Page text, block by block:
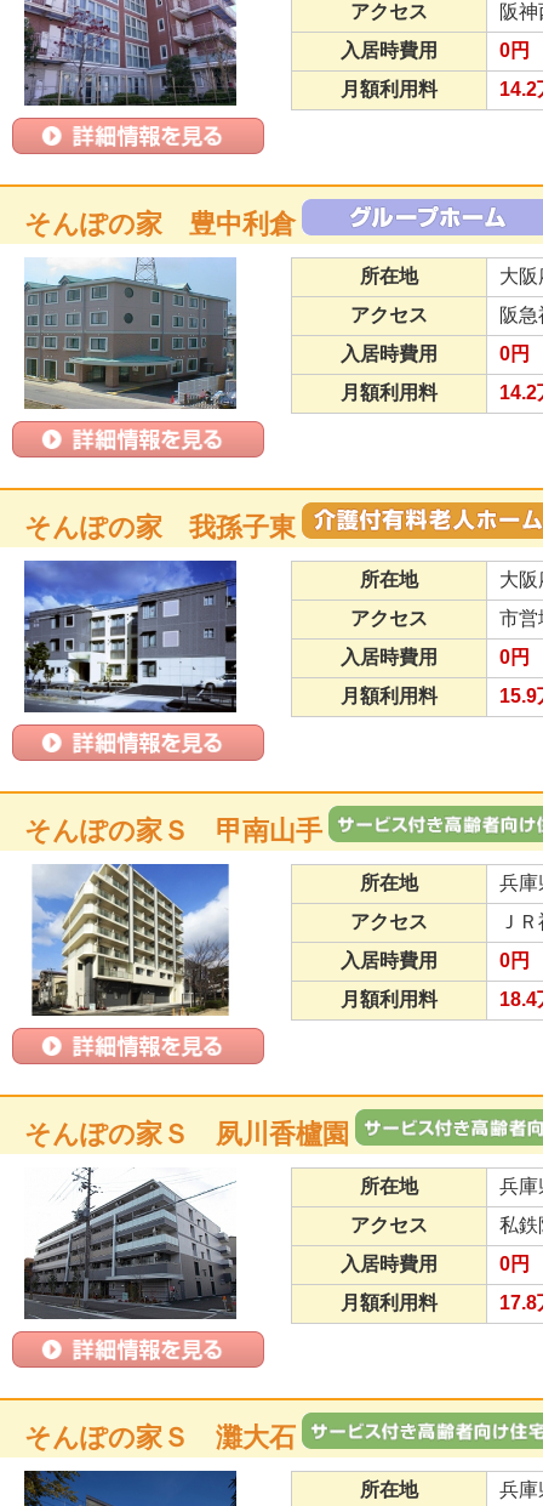
アクセス
阪
入居時費用
0円
月額利用料
14.2
そんぽの家 豊中利倉
所在地
大
アクセス
阪
入居時費用
0円
月額利用料
14.2
そんぽの家 我孫子東
所在地
大
アクセス
市
入居時費用
0円
月額利用料
15.9
そんぽの家Ｓ 甲南山手
所在地
兵庫
アクセス
Ｊ
入居時費用
0円
月額利用料
18.4
そんぽの家Ｓ 夙川香櫨園
所在地
兵庫
アクセス
私鉄
入居時費用
0円
月額利用料
17.8
そんぽの家Ｓ 灘大石
所在地
兵庫